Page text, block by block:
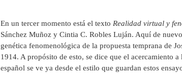
En un tercer momento está el texto Realidad virtual y
Sánchez Muñoz y Cintia C. Robles Luján. Aquí de
genética fenomenológica de la propuesta temprana de
1914. A propósito de esto, se dice que el acercamiento
español se ve ya desde el estilo que guardan estos